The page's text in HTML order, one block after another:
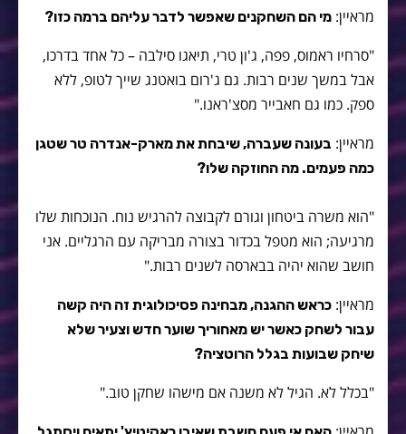
מראיין: מי הם השחקנים שאפשר לדבר עליהם ברמה כזו?
"סרחיו ראמוס, פפה, ג'ון טרי, תיאגו סילבה – כל אחד בדרכו,
אבל במשך שנים רבות. גם ג'רום בואטנג שייך לטופ, ללא
ספק. כמו גם חאבייר מסצ'ראנו."
מראיין: בעונה שעברה, שיבחת את מארק-אנדרה טר שטגן
כמה פעמים. מה החוזקה שלו?
"הוא משרה ביטחון וגורם לקבוצה להרגיש נוח. הנוכחות שלו
מרגיעה; הוא מטפל בכדור בצורה מבריקה עם הרגליים. אני
חושב שהוא יהיה בבארסה לשנים רבות."
מראיין: כראש ההגנה, מבחינה פסיכולוגית זה היה קשה
עבור לשחק כאשר יש מאחוריך שוער חדש וצעיר שלא
שיחק שבועות בגלל הרוטציה?
"בכלל לא. הגיל לא משנה אם מישהו שחקן טוב."